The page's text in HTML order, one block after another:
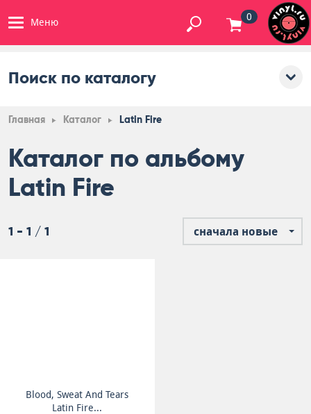
Меню 0
Поиск по каталогу
Главная Каталог Latin Fire
Каталог по альбому
Latin Fire
1 - 1 / 1 сначала новые
Blood, Sweat And Tears
Latin Fire...